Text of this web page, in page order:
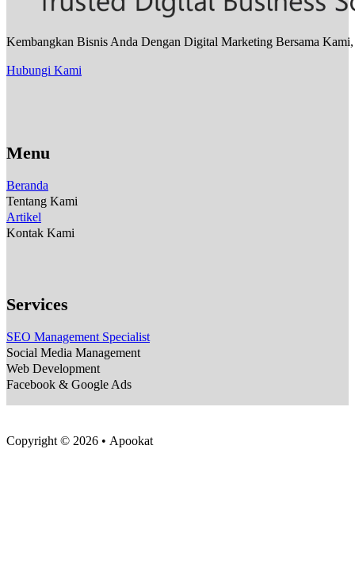
Kembangkan Bisnis Anda Dengan Digital Marketing Bersama
Hubungi Kami
Menu
Beranda
Tentang Kami
Artikel
Kontak Kami
Services
SEO Management Specialist
Social Media Management
Web Development
Facebook & Google Ads
Copyright © 2026 • Apookat